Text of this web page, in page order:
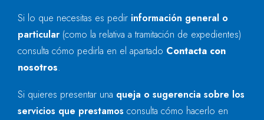
Si lo que necesitas es pedir información general o
particular (como la relativa a tramitación de expedientes)
consulta cómo pedirla en el apartado Contacta con
nosotros.
Si quieres presentar una queja o sugerencia sobre los
servicios que prestamos consulta cómo hacerlo en